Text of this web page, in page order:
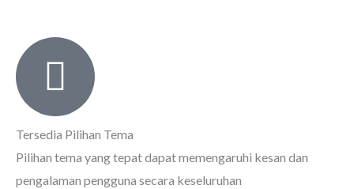
Tersedia Pilihan Tema
Pilihan tema yang tepat dapat memengaruhi kesan dan
pengalaman pengguna secara keseluruhan